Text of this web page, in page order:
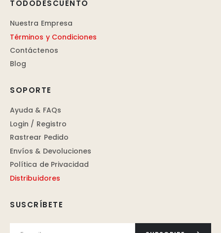
SUSCRÍBETE
TODODESCUENTO
Nuestra Empresa
Términos y Condiciones
Contáctenos
Blog
SOPORTE
Ayuda & FAQs
Login / Registro
Rastrear Pedido
Envíos & Devoluciones
Política de Privacidad
Distribuidores